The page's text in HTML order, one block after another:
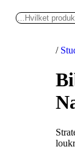
/